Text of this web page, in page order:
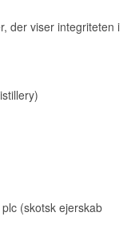
der viser integriteten i
(skotsk ejerskab